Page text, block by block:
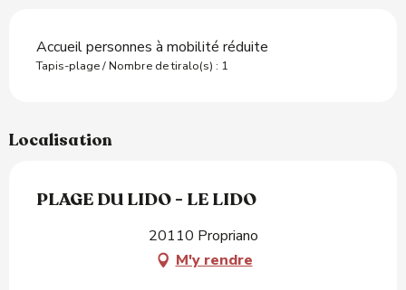
Accueil personnes à mobilité réduite
Tapis-plage / Nombre de tiralo(s) : 1
Localisation
PLAGE DU LIDO - LE LIDO
20110 Propriano
M'y rendre